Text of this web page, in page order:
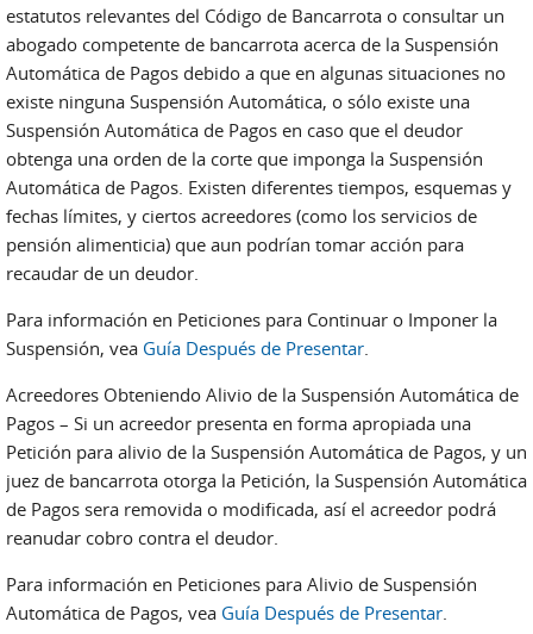
estatutos relevantes del Código de Bancarrota o consultar un
abogado competente de bancarrota acerca de la Suspensión
Automática de Pagos debido a que en algunas situaciones no
existe ninguna Suspensión Automática, o sólo existe una
Suspensión Automática de Pagos en caso que el deudor
obtenga una orden de la corte que imponga la Suspensión
Automática de Pagos. Existen diferentes tiempos, esquemas y
fechas límites, y ciertos acreedores (como los servicios de
pensión alimenticia) que aun podrían tomar acción para
recaudar de un deudor.
Para información en Peticiones para Continuar o Imponer la
Suspensión, vea Guía Después de Presentar.
Acreedores Obteniendo Alivio de la Suspensión Automática de
Pagos – Si un acreedor presenta en forma apropiada una
Petición para alivio de la Suspensión Automática de Pagos, y un
juez de bancarrota otorga la Petición, la Suspensión Automática
de Pagos sera removida o modificada, así el acreedor podrá
reanudar cobro contra el deudor.
Para información en Peticiones para Alivio de Suspensión
Automática de Pagos, vea Guía Después de Presentar.